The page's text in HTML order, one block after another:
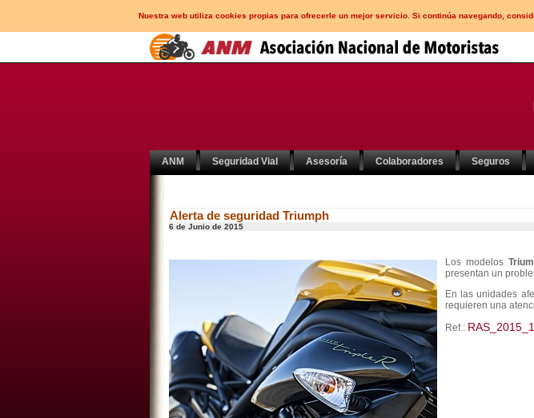
Nuestra web utiliza cookies propias para ofrecerle un mejor servicio. Si continúa navegando,
ANM Seguridad Vial Asesoría Colaboradores Seguros
Alerta de seguridad Triumph
6 de Junio de 2015
Los modelos
presentan un
En las unidades
requieren una
Ref.: